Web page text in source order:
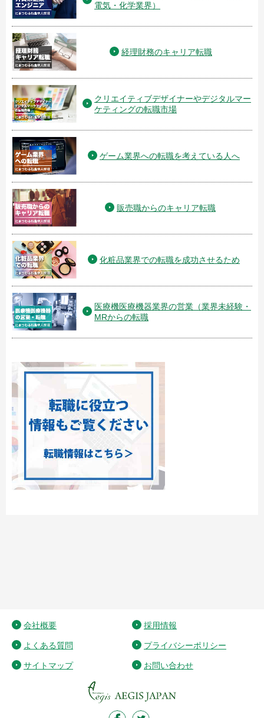
電気・化学業界）
経理財務のキャリア転職
クリエイティブデザイナーやデジタルマー
ケティングの転職市場
ゲーム業界への転職を考えている人へ
販売職からのキャリア転職
化粧品業界での転職を成功させるため
医療機医療機器業界の営業（業界未経験・
MRからの転職
会社概要 採用情報
よくある質問 プライバシーポリシー
サイトマップ お問い合わせ